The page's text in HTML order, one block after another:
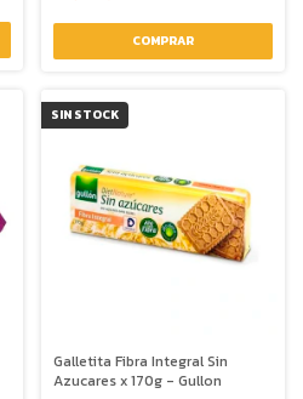
SIN STOCK
Galletita Fibra Integral Sin
Azucares x 170g - Gullon